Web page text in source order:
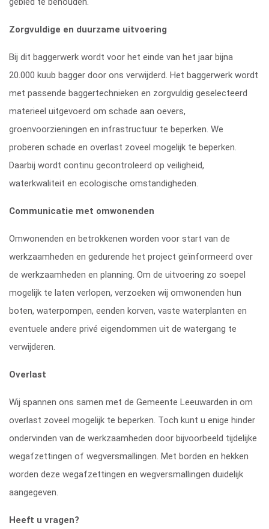
Zorgvuldige en duurzame uitvoering
Bij dit baggerwerk wordt voor het einde van het jaar bijna
20.000 kuub bagger door ons verwijderd. Het baggerwerk wordt
met passende baggertechnieken en zorgvuldig geselecteerd
materieel uitgevoerd om schade aan oevers,
groenvoorzieningen en infrastructuur te beperken. We
proberen schade en overlast zoveel mogelijk te beperken.
Daarbij wordt continu gecontroleerd op veiligheid,
waterkwaliteit en ecologische omstandigheden.
Communicatie met omwonenden
Omwonenden en betrokkenen worden voor start van de
werkzaamheden en gedurende het project geïnformeerd over
de werkzaamheden en planning. Om de uitvoering zo soepel
mogelijk te laten verlopen, verzoeken wij omwonenden hun
boten, waterpompen, eenden korven, vaste waterplanten en
eventuele andere privé eigendommen uit de watergang te
verwijderen.
Overlast
Wij spannen ons samen met de Gemeente Leeuwarden in om
overlast zoveel mogelijk te beperken. Toch kunt u enige hinder
ondervinden van de werkzaamheden door bijvoorbeeld tijdelijke
wegafzettingen of wegversmallingen. Met borden en hekken
worden deze wegafzettingen en wegversmallingen duidelijk
aangegeven.
Heeft u vragen?